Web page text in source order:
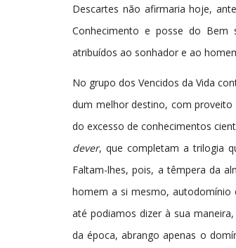
Descartes não afirmaria hoje,
Conhecimento e posse do Bem
atribuídos ao sonhador e ao
No grupo dos Vencidos da Vida
dum melhor destino, com proveito
do excesso de conhecimentos
dever, que completam a trilogia
Faltam-lhes, pois, a têmpera da
homem a si mesmo, autodomínio
até podiamos dizer à sua
da época, abrango apenas o